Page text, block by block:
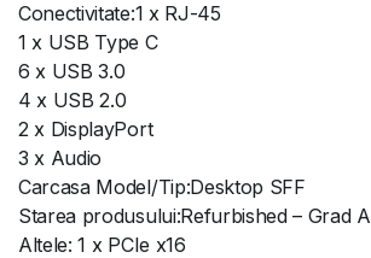
Conectivitate:1 x RJ-45
1 x USB Type C
6 x USB 3.0
4 x USB 2.0
2 x DisplayPort
3 x Audio
Carcasa Model/Tip:Desktop SFF
Starea produsului:Refurbished – Grad A
Altele: 1 x PCIe x16